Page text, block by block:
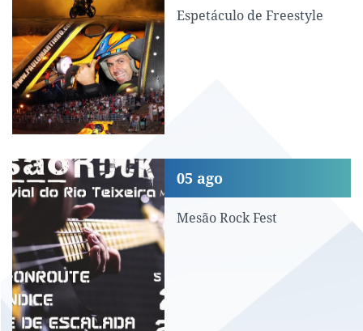
Espetáculo de Freestyle
Mesão Rock Fest
Mesão Rock Fest
05 ago